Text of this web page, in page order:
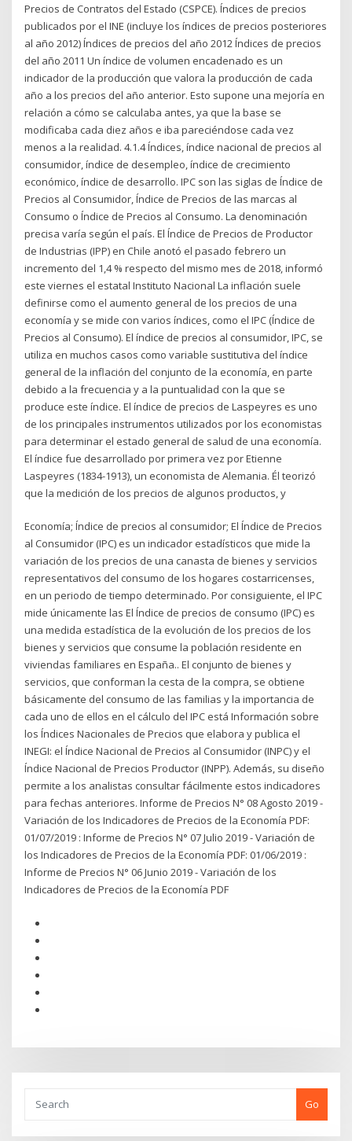
Precios de Contratos del Estado (CSPCE). Índices de precios
publicados por el INE (incluye los índices de precios posteriores
al año 2012) Índices de precios del año 2012 Índices de precios
del año 2011 Un índice de volumen encadenado es un
indicador de la producción que valora la producción de cada
año a los precios del año anterior. Esto supone una mejoría en
relación a cómo se calculaba antes, ya que la base se
modificaba cada diez años e iba pareciéndose cada vez
menos a la realidad. 4.1.4 Índices, índice nacional de precios al
consumidor, índice de desempleo, índice de crecimiento
económico, índice de desarrollo. IPC son las siglas de Índice de
Precios al Consumidor, Índice de Precios de las marcas al
Consumo o Índice de Precios al Consumo. La denominación
precisa varía según el país. El Índice de Precios de Productor
de Industrias (IPP) en Chile anotó el pasado febrero un
incremento del 1,4 % respecto del mismo mes de 2018, informó
este viernes el estatal Instituto Nacional La inflación suele
definirse como el aumento general de los precios de una
economía y se mide con varios índices, como el IPC (Índice de
Precios al Consumo). El índice de precios al consumidor, IPC, se
utiliza en muchos casos como variable sustitutiva del índice
general de la inflación del conjunto de la economía, en parte
debido a la frecuencia y a la puntualidad con la que se
produce este índice. El índice de precios de Laspeyres es uno
de los principales instrumentos utilizados por los economistas
para determinar el estado general de salud de una economía.
El índice fue desarrollado por primera vez por Etienne
Laspeyres (1834-1913), un economista de Alemania. Él teorizó
que la medición de los precios de algunos productos, y
Economía; Índice de precios al consumidor; El Índice de Precios
al Consumidor (IPC) es un indicador estadísticos que mide la
variación de los precios de una canasta de bienes y servicios
representativos del consumo de los hogares costarricenses,
en un periodo de tiempo determinado. Por consiguiente, el IPC
mide únicamente las El Índice de precios de consumo (IPC) es
una medida estadística de la evolución de los precios de los
bienes y servicios que consume la población residente en
viviendas familiares en España.. El conjunto de bienes y
servicios, que conforman la cesta de la compra, se obtiene
básicamente del consumo de las familias y la importancia de
cada uno de ellos en el cálculo del IPC está Información sobre
los Índices Nacionales de Precios que elabora y publica el
INEGI: el Índice Nacional de Precios al Consumidor (INPC) y el
Índice Nacional de Precios Productor (INPP). Además, su diseño
permite a los analistas consultar fácilmente estos indicadores
para fechas anteriores. Informe de Precios N° 08 Agosto 2019 -
Variación de los Indicadores de Precios de la Economía PDF:
01/07/2019 : Informe de Precios N° 07 Julio 2019 - Variación de
los Indicadores de Precios de la Economía PDF: 01/06/2019 :
Informe de Precios N° 06 Junio 2019 - Variación de los
Indicadores de Precios de la Economía PDF
Go